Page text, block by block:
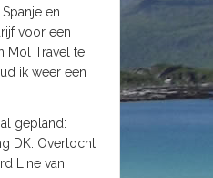
en
voor een
Mol Travel te
ik weer een
gepland:
DK. Overtocht
Line van